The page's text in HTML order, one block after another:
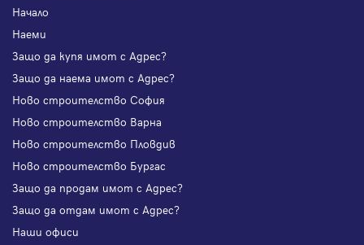
Начало
Наеми
Защо да купя имот с Адрес?
Защо да наема имот с Адрес?
Ново строителство София
Ново строителство Варна
Ново строителство Пловдив
Ново строителство Бургас
Защо да продам имот с Адрес?
Защо да отдам имот с Адрес?
Наши офиси